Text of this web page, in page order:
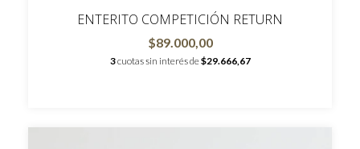
ENTERITO COMPETICIÓN RETURN
$89.000,00
3cuotas sin interés de$29.666,67